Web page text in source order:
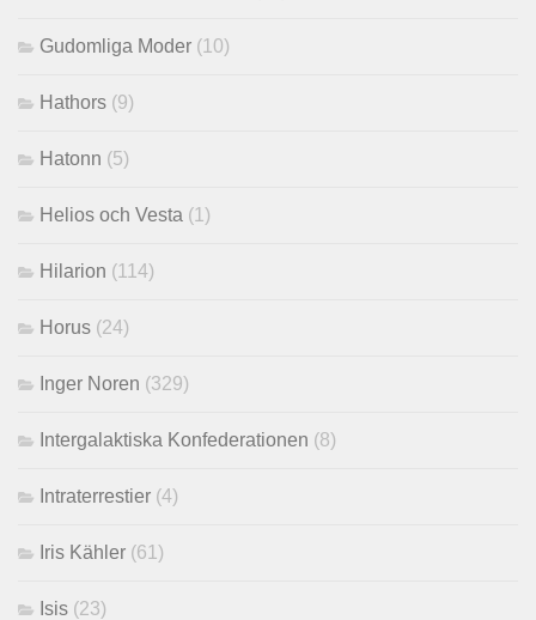
Gudomliga Moder (10)
Hathors (9)
Hatonn (5)
Helios och Vesta (1)
Hilarion (114)
Horus (24)
Inger Noren (329)
Intergalaktiska Konfederationen (8)
Intraterrestier (4)
Iris Kähler (61)
Isis (23)